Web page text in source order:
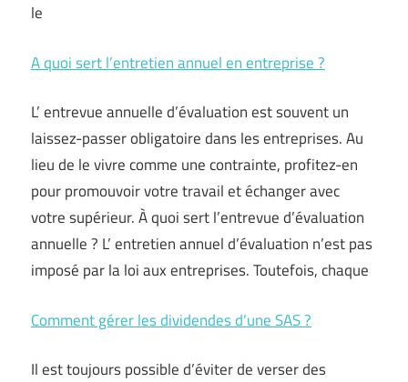
le
A quoi sert l’entretien annuel en entreprise ?
L’ entrevue annuelle d’évaluation est souvent un
laissez-passer obligatoire dans les entreprises. Au
lieu de le vivre comme une contrainte, profitez-en
pour promouvoir votre travail et échanger avec
votre supérieur. À quoi sert l’entrevue d’évaluation
annuelle ? L’ entretien annuel d’évaluation n’est pas
imposé par la loi aux entreprises. Toutefois, chaque
Comment gérer les dividendes d’une SAS ?
Il est toujours possible d’éviter de verser des